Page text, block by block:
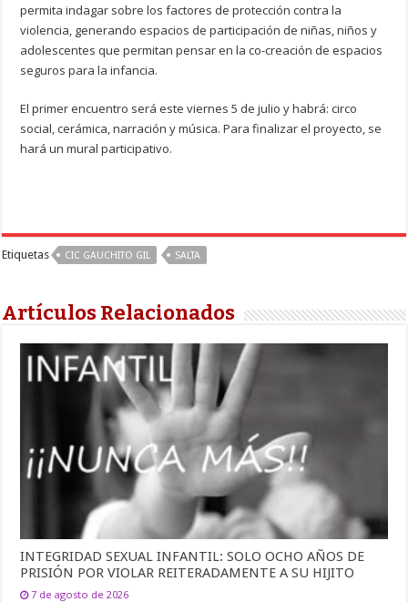
permita indagar sobre los factores de protección contra la
violencia, generando espacios de participación de niñas, niños y
adolescentes que permitan pensar en la co-creación de espacios
seguros para la infancia.
El primer encuentro será este viernes 5 de julio y habrá: circo
social, cerámica, narración y música. Para finalizar el proyecto, se
hará un mural participativo.
Etiquetas CIC GAUCHITO GIL SALTA
Artículos Relacionados
INTEGRIDAD SEXUAL INFANTIL: SOLO OCHO AÑOS DE
PRISIÓN POR VIOLAR REITERADAMENTE A SU HIJITO
7 de agosto de 2026